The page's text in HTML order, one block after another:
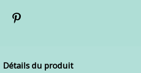
Détails du produit